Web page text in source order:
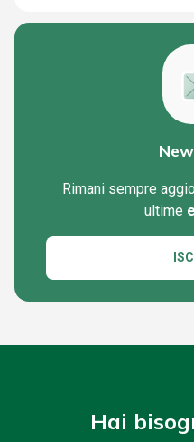
Rimani sempre
ultime
Hai